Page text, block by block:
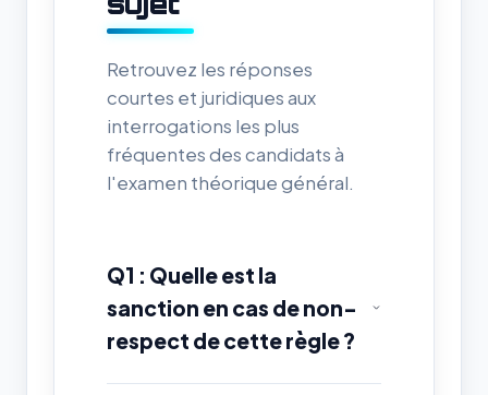
Retrouvez les réponses
courtes et juridiques aux
interrogations les plus
fréquentes des candidats à
l'examen théorique général.
Q1 : Quelle est la
sanction en cas de non-
respect de cette règle ?